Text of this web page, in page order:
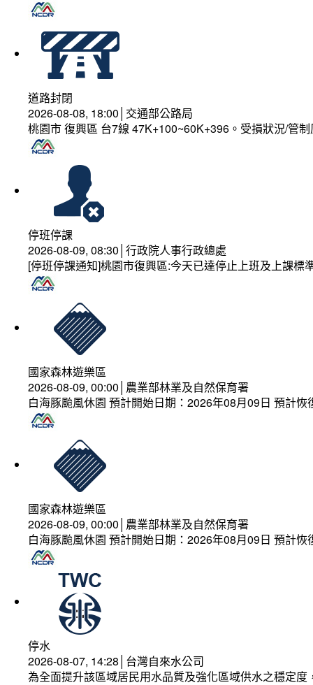
道路封閉
2026-08-08, 18:00│交通部公路局
桃園市 復興區 台7線 47K+100~60K+396。受損狀況/管
停班停課
2026-08-09, 08:30│行政院人事行政總處
[停班停課通知]桃園市復興區:今天已達停止上班及上課
國家森林遊樂區
2026-08-09, 00:00│農業部林業及自然保育署
白海豚颱風休園 預計開始日期：2026年08月09日 預計
國家森林遊樂區
2026-08-09, 00:00│農業部林業及自然保育署
白海豚颱風休園 預計開始日期：2026年08月09日 預計
停水
2026-08-07, 14:28│台灣自來水公司
為全面提升該區域居民用水品質及強化區域供水之穩定